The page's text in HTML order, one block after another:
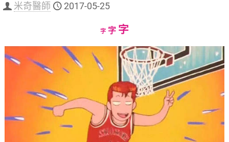
米奇醫師 2017-05-25
字Decrease
字Reset
size.
字Increase
size.